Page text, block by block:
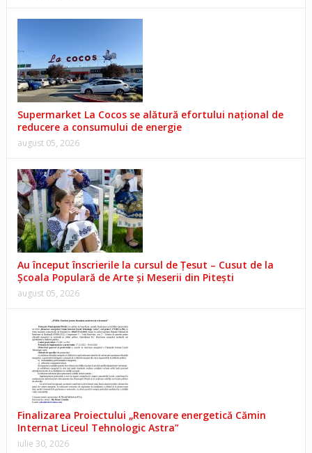
Supermarket La Cocos se alătură efortului național de
reducere a consumului de energie
august 05, 2026
Au început înscrierile la cursul de Țesut – Cusut de la
Școala Populară de Arte și Meserii din Pitești
august 05, 2026
Finalizarea Proiectului „Renovare energetică Cămin
Internat Liceul Tehnologic Astra”
iulie 30, 2026